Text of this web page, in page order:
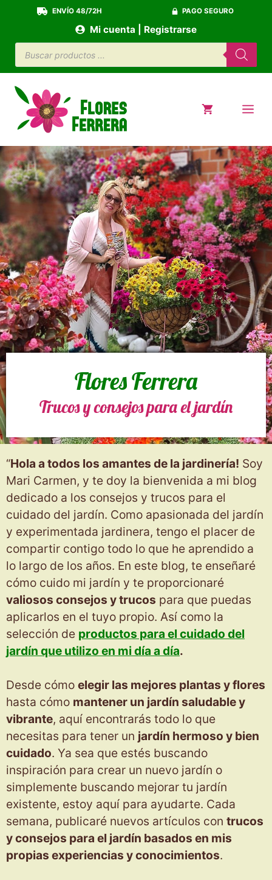
contenido
ENVÍO 48/72H PAGO SEGURO
Búsqueda
de
productos
Mi cuenta | Registrarse
Flores Ferrera
Trucos y consejos para el jardín
“Hola a todos los amantes de la jardinería! Soy
Mari Carmen, y te doy la bienvenida a mi blog
dedicado a los consejos y trucos para el
cuidado del jardín. Como apasionada del jardín
y experimentada jardinera, tengo el placer de
compartir contigo todo lo que he aprendido a
lo largo de los años. En este blog, te enseñaré
cómo cuido mi jardín y te proporcionaré
valiosos consejos y trucos para que puedas
aplicarlos en el tuyo propio. Así como la
selección de productos para el cuidado del
jardín que utilizo en mi día a día.
Desde cómo elegir las mejores plantas y flores
hasta cómo mantener un jardín saludable y
vibrante, aquí encontrarás todo lo que
necesitas para tener un jardín hermoso y bien
cuidado. Ya sea que estés buscando
inspiración para crear un nuevo jardín o
simplemente buscando mejorar tu jardín
existente, estoy aquí para ayudarte. Cada
semana, publicaré nuevos artículos con trucos
y consejos para el jardín basados en mis
propias experiencias y conocimientos.